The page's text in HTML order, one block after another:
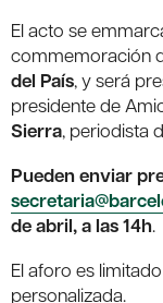
El acto se
commemoración
del País, y será
presidente de
Sierra, periodista
Pueden enviar
de abril, a las 14h.
El aforo es
personalizada.